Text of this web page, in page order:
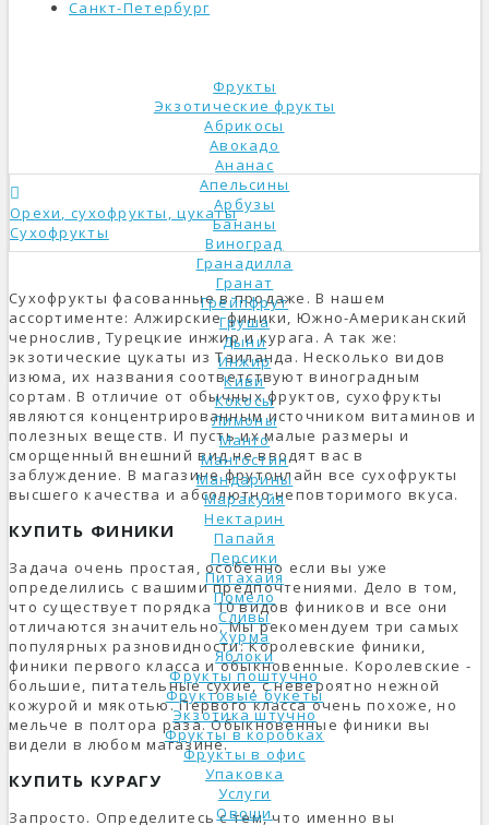
Санкт-Петербург
Фрукты
Экзотические фрукты
Абрикосы
Авокадо
Ананас
Апельсины
Арбузы
Бананы
Виноград
Гранадилла
Гранат
Грейпфрут
Груша
Дыни
Инжир
Киви
Кокосы
Лимоны
Манго
Мангостин
Мандарины
Маракуйя
Нектарин
Папайя
Персики
Питахайя
Помело
Сливы
Хурма
Яблоки
Фрукты поштучно
Фруктовые букеты
Экзотика штучно
Фрукты в коробках
Фрукты в офис
Упаковка
Услуги
Овощи
Орехи, сухофрукты, цукаты
Сухофрукты
Сухофрукты фасованные в продаже. В нашем
ассортименте: Алжирские финики, Южно-Американский
чернослив, Турецкие инжир и курага. А так же:
экзотические цукаты из Таиланда. Несколько видов
изюма, их названия соответствуют виноградным
сортам. В отличие от обычных фруктов, сухофрукты
являются концентрированным источником витаминов и
полезных веществ. И пусть их малые размеры и
сморщенный внешний вид не вводят вас в
заблуждение. В магазине фрутонлайн все сухофрукты
высшего качества и абсолютно неповторимого вкуса.
КУПИТЬ ФИНИКИ
Задача очень простая, особенно если вы уже
определились с вашими предпочтениями. Дело в том,
что существует порядка 10 видов фиников и все они
отличаются значительно. Мы рекомендуем три самых
популярных разновидности: Королевские финики,
финики первого класса и обыкновенные. Королевские -
большие, питательные сухие, с невероятно нежной
кожурой и мякотью. Первого класса очень похоже, но
мельче в полтора раза. Обыкновенные финики вы
видели в любом магазине.
КУПИТЬ КУРАГУ
Запросто. Определитесь с тем, что именно вы